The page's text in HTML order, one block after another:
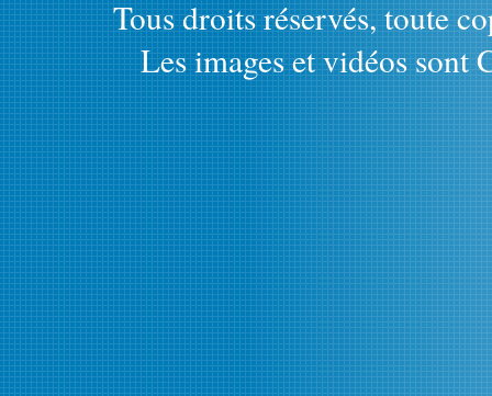
Tous droits réservés, toute
Les images et vidéos